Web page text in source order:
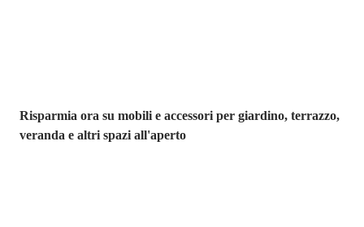
Risparmia ora su mobili e accessori per giardino, terrazzo,
veranda e altri spazi all'aperto